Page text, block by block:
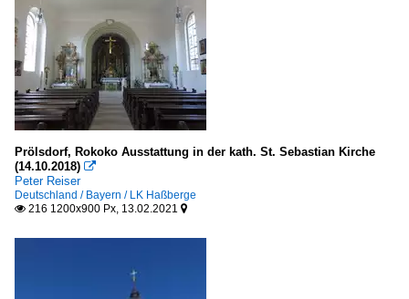
Prölsdorf, Rokoko Ausstattung in der kath. St. Sebastian Kirche
(14.10.2018) 
Peter Reiser
Deutschland / Bayern / LK Haßberge
 216 1200x900 Px, 13.02.2021 